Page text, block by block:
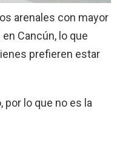
arenales con mayor
Cancún, lo que
prefieren estar
por lo que no es la